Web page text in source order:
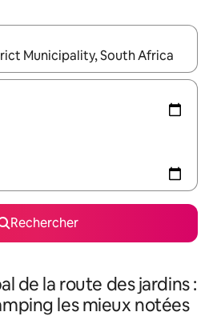
utilisez les flèches vers le
Rechercher
de la route des jardins :
les mieux notées